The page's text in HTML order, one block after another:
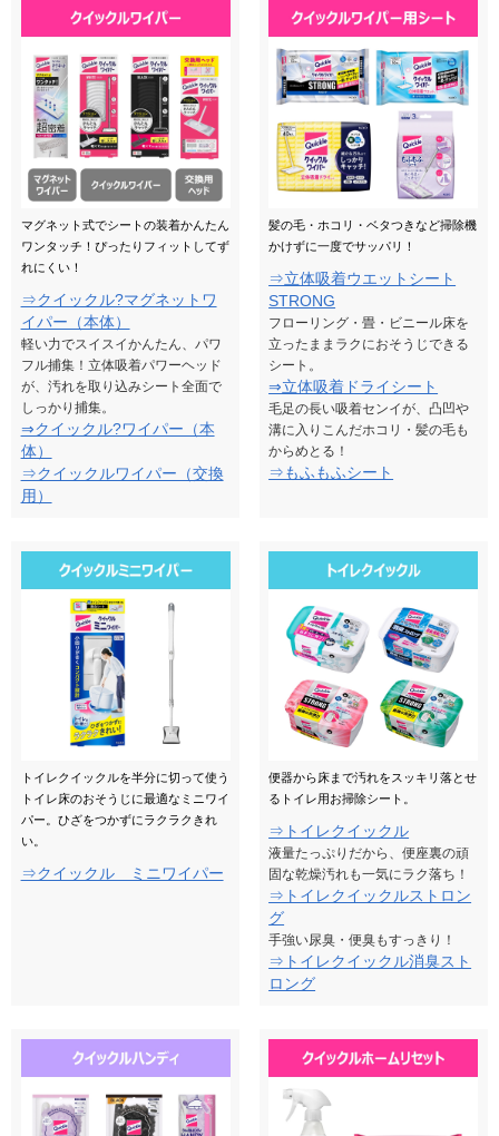
マグネット式でシートの装着かんたん
ワンタッチ！ぴったりフィットしてず
れにくい！
⇒クイックル?マグネットワ
イパー（本体）
軽い力でスイスイかんたん、パワ
フル捕集！立体吸着パワーヘッド
が、汚れを取り込みシート全面で
しっかり捕集。
⇒クイックル?ワイパー（本
体）
⇒クイックルワイパー（交換
用）
髪の毛・ホコリ・ベタつきなど掃除機
かけずに一度でサッパリ！
⇒立体吸着ウエットシート
STRONG
フローリング・畳・ビニール床を
立ったままラクにおそうじできる
シート。
⇒立体吸着ドライシート
毛足の長い吸着センイが、凸凹や
溝に入りこんだホコリ・髪の毛も
からめとる！
⇒もふもふシート
トイレクイックルを半分に切って使う
トイレ床のおそうじに最適なミニワイ
パー。ひざをつかずにラクラクきれ
い。
⇒クイックル ミニワイパー
便器から床まで汚れをスッキリ落とせ
るトイレ用お掃除シート。
⇒トイレクイックル
液量たっぷりだから、便座裏の頑
固な乾燥汚れも一気にラク落ち！
⇒トイレクイックルストロン
グ
手強い尿臭・便臭もすっきり！
⇒トイレクイックル消臭スト
ロング